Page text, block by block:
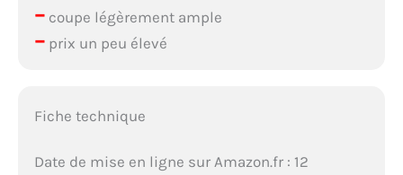
–coupe légèrement ample
–prix un peu élevé
Fiche technique
Date de mise en ligne sur Amazon.fr : 12